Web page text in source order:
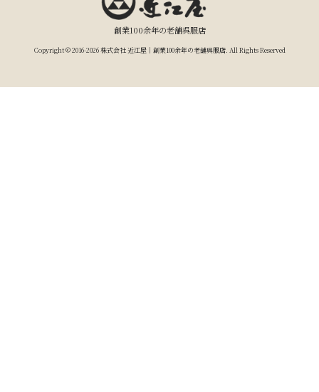
創業100余年の老舗呉服店
Copyright © 2016-2026 株式会社 近江屋｜創業100余年の老舗呉服店. All Rights Reserved